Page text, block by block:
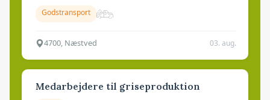
Godstransport
4700, Næstved 03. aug.
Medarbejdere til griseproduktion